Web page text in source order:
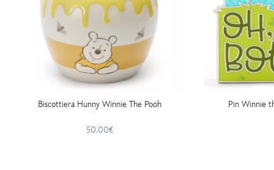
Biscottiera Hunny Winnie The Pooh
50.00€
Pin Winnie